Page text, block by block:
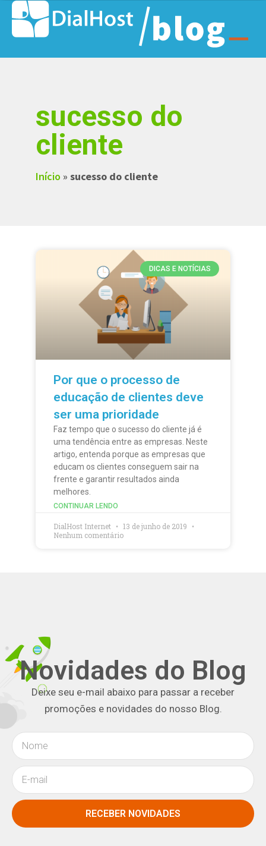
sucesso do
cliente
Início » sucesso do cliente
DICAS E NOTÍCIAS
Por que o processo de
educação de clientes deve
ser uma prioridade
Faz tempo que o sucesso do cliente já é
uma tendência entre as empresas. Neste
artigo, entenda porque as empresas que
educam os clientes conseguem sair na
frente e garantir resultados ainda
melhores.
CONTINUAR LENDO
DialHost Internet
13 de junho de 2019
Nenhum comentário
Novidades do Blog
Deixe seu e-mail abaixo para passar a receber
promoções e novidades do nosso Blog.
RECEBER NOVIDADES